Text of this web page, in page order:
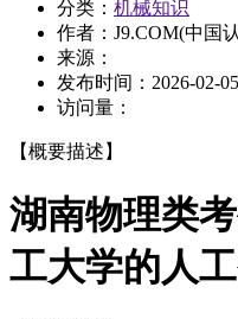
分类： 机械知识
作者：J9.COM(中国
来源：
发布时间： 2026-02-
访问量：
【概要描述】
湖南物理类
工大学的人